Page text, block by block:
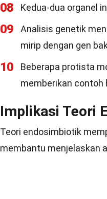
08 Kedua-dua organel
09
Analisis genetik
mirip dengan gen
10
Beberapa protista
memberikan contoh
Implikasi Teori
Teori endosimbiotik
membantu menjelaskan